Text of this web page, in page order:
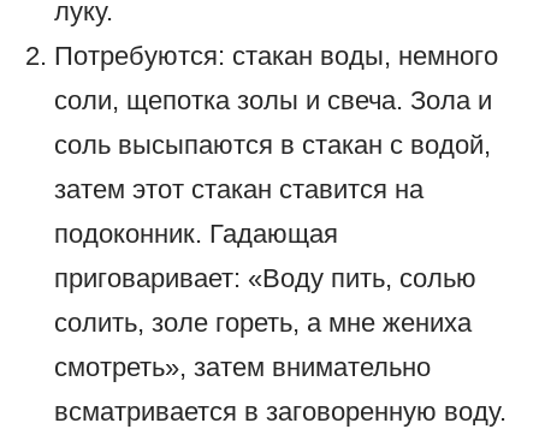
луку.
Потребуются: стакан воды, немного
соли, щепотка золы и свеча. Зола и
соль высыпаются в стакан с водой,
затем этот стакан ставится на
подоконник. Гадающая
приговаривает: «Воду пить, солью
солить, золе гореть, а мне жениха
смотреть», затем внимательно
всматривается в заговоренную воду.